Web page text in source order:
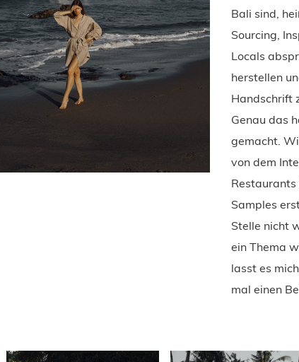
Bali sind,
Sourcing,
Locals
herstellen
Handschrift
Genau das
gemacht.
von dem
Samples
Stelle nicht
ein Thema
lasst es
mal einen